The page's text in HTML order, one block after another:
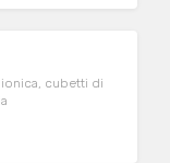
ionica, cubetti di